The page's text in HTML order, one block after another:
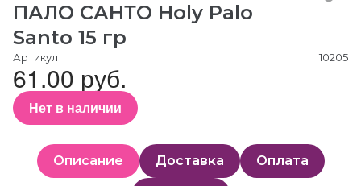
ПАЛО САНТО Holy Palo
Santo 15 гр
Артикул 10205
61.00 руб.
Нет в наличии
Описание Доставка Оплата